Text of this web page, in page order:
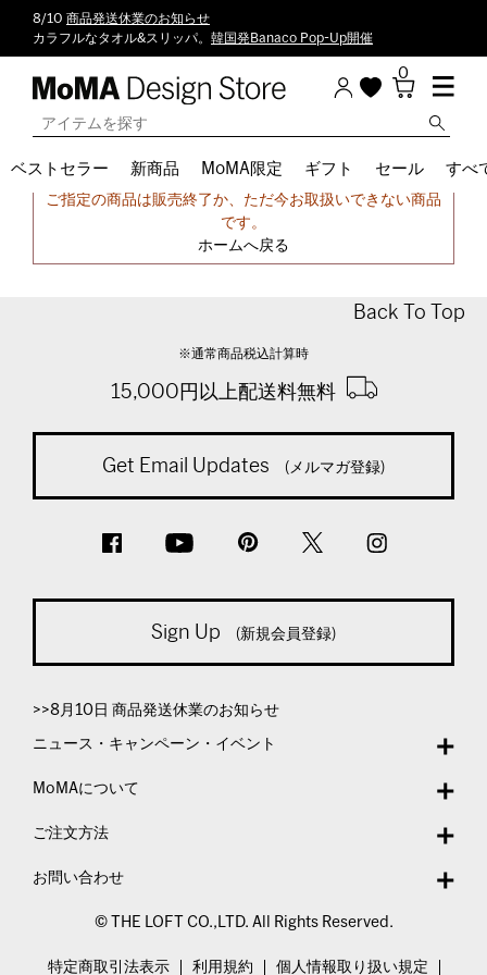
8/10 商品発送休業のお知らせ
カラフルなタオル&スリッパ。 韓国発Banaco Pop-Up開催
0
ベストセラー 新商品 MoMA限定 ギフト セール すべ
申し訳ございません。
ご指定の商品は販売終了か、ただ今お取扱いできない商品
です。
ホームへ戻る
Back To Top
※通常商品税込計算時
15,000円以上配送料無料
Get Email Updates (メルマガ登録)
Sign Up (新規会員登録)
>>8月10日 商品発送休業のお知らせ
ニュース・キャンペーン・イベント
MoMAについて
ご注文方法
お問い合わせ
© THE LOFT CO.,LTD. All Rights Reserved.
特定商取引法表示 利用規約 個人情報取り扱い規定